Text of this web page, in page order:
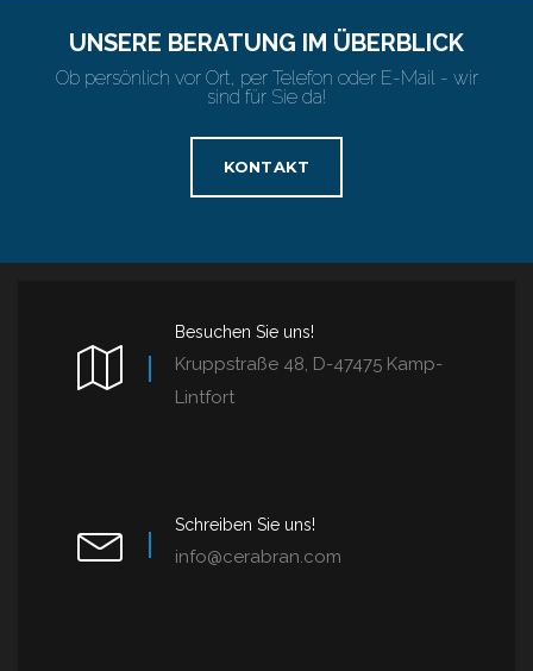
UNSERE BERATUNG IM ÜBERBLICK
Ob persönlich vor Ort, per Telefon oder E-Mail - wir
sind für Sie da!
KONTAKT
Besuchen Sie uns!
Kruppstraße 48, D-47475 Kamp-
Lintfort
Schreiben Sie uns!
info@cerabran.com